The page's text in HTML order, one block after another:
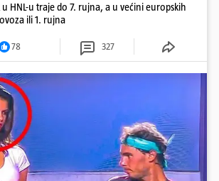
HNL-u traje do 7. rujna, a u većini europskih
ili 1. rujna
78 327